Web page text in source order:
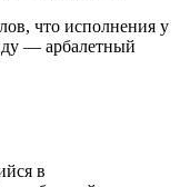
что исполнения у
— арбалетный
в